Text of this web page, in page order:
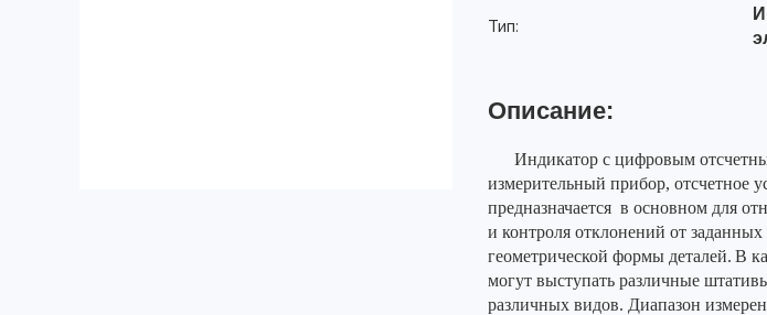
Тип:
Описание:
Индикатор с цифровым
измерительный прибор, отсчетное
предназначается в основном для
и контроля отклонений от заданных
геометрической формы деталей. В
могут выступать различные
различных видов. Диапазон